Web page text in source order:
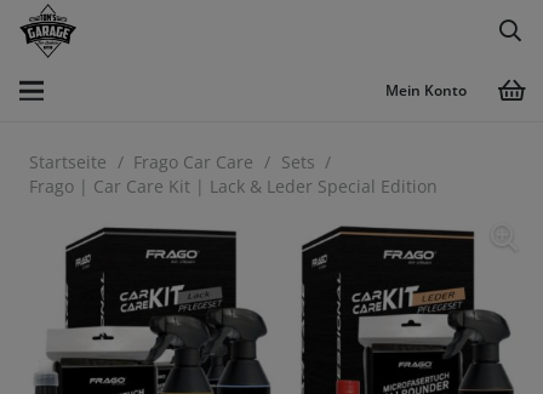
Mein Konto
Startseite / Frago Car Care / Sets /
Frago | Car Care Kit | Lack & Leder Special Edition